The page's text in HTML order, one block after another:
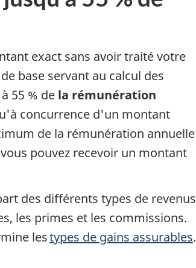
exact sans avoir traité votre
base servant au calcul des
55 % de la rémunération
concurrence d'un montant
de la rémunération annuelle
pouvez recevoir un montant
des différents types de revenus
les primes et les commissions.
lestypes de gains assurables.